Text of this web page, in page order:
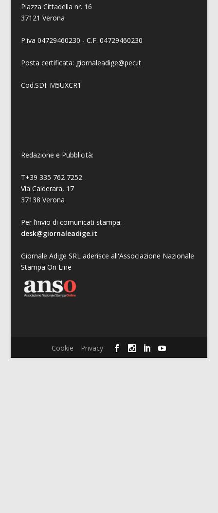
Piazza Cittadella nr. 16
37121 Verona
P.iva 04729460230 - C.F. 04729460230
Posta certificata: giornaleadige@pec.it
Cod.SDI: M5UXCR1
Redazione e Pubblicità:
T+39 335 762 7252
Via Calderara, 17
37138 Verona
Per l’invio di comunicati stampa:
desk@giornaleadige.it
Giornale Adige SRL aderisce all'Associazione Nazionale
Stampa On Line
Cookie Privacy